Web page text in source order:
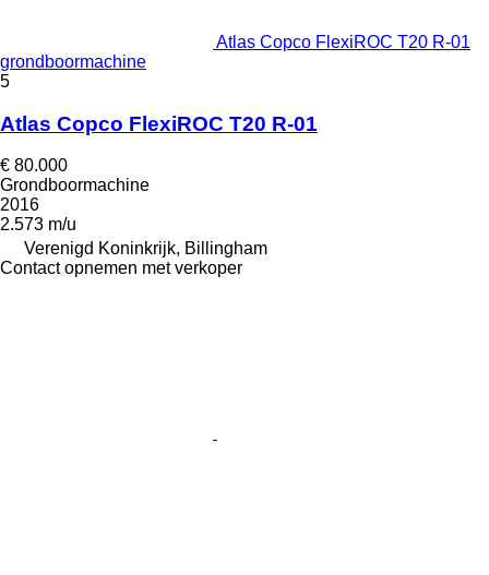
Atlas Copco FlexiROC T20 R-01
grondboormachine
5
Atlas Copco FlexiROC T20 R-01
€ 80.000
Grondboormachine
2016
2.573 m/u
Verenigd Koninkrijk, Billingham
Contact opnemen met verkoper